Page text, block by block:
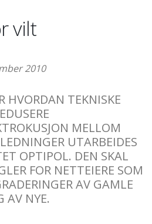
vilt
2010
HVORDAN TEKNISKE
MELLOM
UTARBEIDES
OPTIPOL. DEN SKAL
FOR NETTEIERE SOM
AV GAMLE
AV NYE.